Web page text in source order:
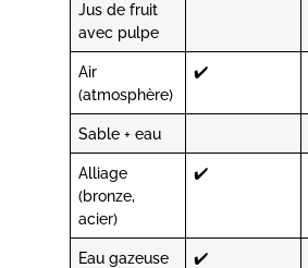
Jus de fruit
avec pulpe
Air
(atmosphère)
✔️
Sable + eau
Alliage
(bronze,
acier)
✔️
Eau gazeuse
✔️